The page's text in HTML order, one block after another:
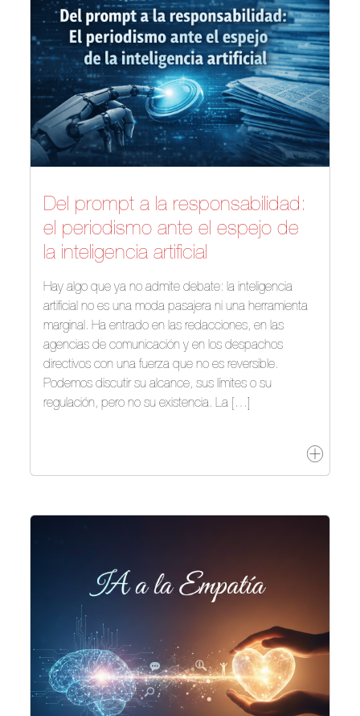
Del prompt a la responsabilidad:
el periodismo ante el espejo de
la inteligencia artificial
Hay algo que ya no admite debate: la inteligencia
artificial no es una moda pasajera ni una herramienta
marginal. Ha entrado en las redacciones, en las
agencias de comunicación y en los despachos
directivos con una fuerza que no es reversible.
Podemos discutir su alcance, sus límites o su
regulación, pero no su existencia. La […]